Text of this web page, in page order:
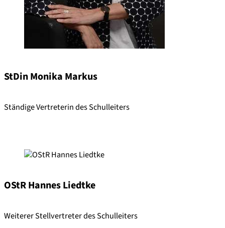
StDin Monika Markus
Ständige Vertreterin des Schulleiters
OStR Hannes Liedtke
Weiterer Stellvertreter des Schulleiters